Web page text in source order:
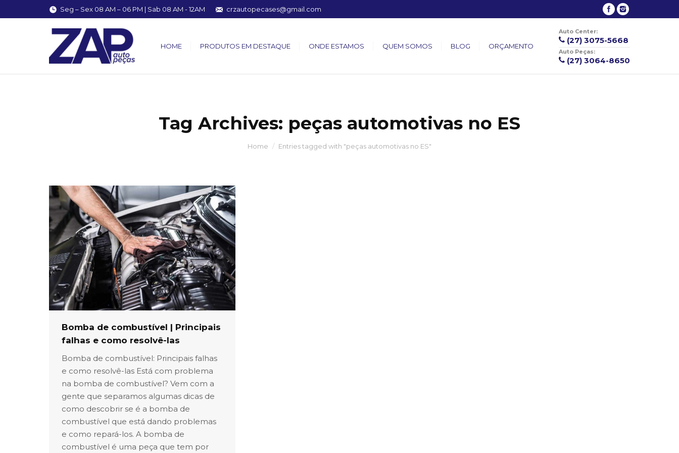
Seg – Sex 08 AM – 06 PM | Sab 08 AM - 12AM crzautopecases@gmail.com
HOME PRODUTOS EM DESTAQUE ONDE ESTAMOS QUEM SOMOS BLOG ORÇAMENTO
Auto Center:
(27) 3075-5668
Auto Peças:
(27) 3064-8650
Tag Archives: peças automotivas no ES
Home Entries tagged with "peças automotivas no ES"
Bomba de combustível | Principais
falhas e como resolvê-las
Bomba de combustível: Principais falhas
e como resolvê-las Está com problema
na bomba de combustível? Vem com a
gente que separamos algumas dicas de
como descobrir se é a bomba de
combustível que está dando problemas
e como repará-los. A bomba de
combustível é uma peça que tem por